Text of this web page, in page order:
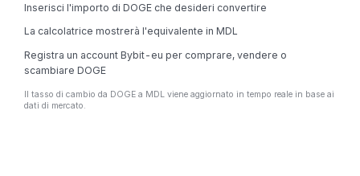
Inserisci l'importo di DOGE che desideri convertire
La calcolatrice mostrerà l'equivalente in MDL
Registra un account Bybit-eu per comprare, vendere o
scambiare DOGE
Il tasso di cambio da DOGE a MDL viene aggiornato in tempo reale in base ai
dati di mercato.